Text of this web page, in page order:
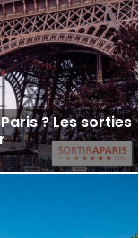
? Les sorties